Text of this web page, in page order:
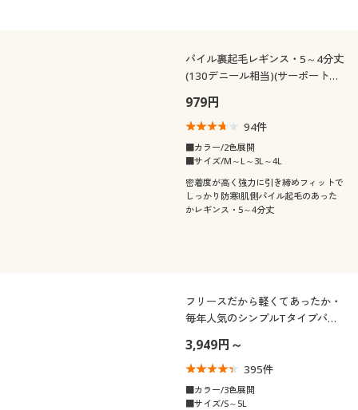
パイル裏起毛レギンス・5～4分丈
(130デニール相当)(サーポート感
979円
94件
■カラー/2色展開
■サイズ/M～L～3L～4L
密着度が高く強力に引き締めフィットで
しっかり防寒!肌側パイル起毛のあった
かレギンス・5～4分丈
フリースだから軽くてあったか・
毎年人気のシンプルTタイプパジ
3,949円～
395件
■カラー/3色展開
■サイズ/S～5L